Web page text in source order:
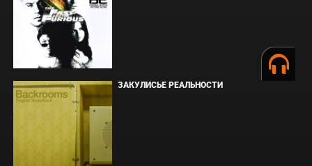
ЗАКУЛИСЬЕ РЕАЛЬНОСТИ